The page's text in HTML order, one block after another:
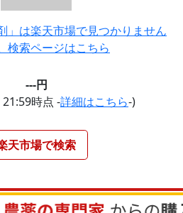
」は楽天市場で見つかりません
検索ページはこちら
---円
時点 -詳細はこちら-)
天市場で検索